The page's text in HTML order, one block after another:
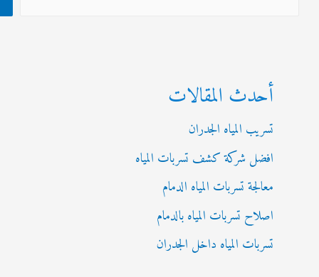
أحدث المقالات
تسريب المياه الجدران
افضل شركة كشف تسربات المياه
معالجة تسربات المياه الدمام
اصلاح تسربات المياه بالدمام
تسربات المياه داخل الجدران